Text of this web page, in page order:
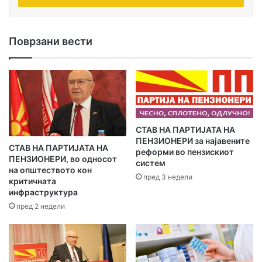
и
и
-
м
е
ј
л
а
д
р
е
с
а
т
а
Поврзани вести
СТАВ НА ПАРТИЈАТА НА
ПЕНЗИОНЕРИ, во односот
на општеството кон
критичната
инфраструктура
пред 2 недели
​СТАВ НА ПАРТИЈАТА НА
ПЕНЗИОНЕРИ за најавените
реформи во пензискиот
систем
пред 3 недели